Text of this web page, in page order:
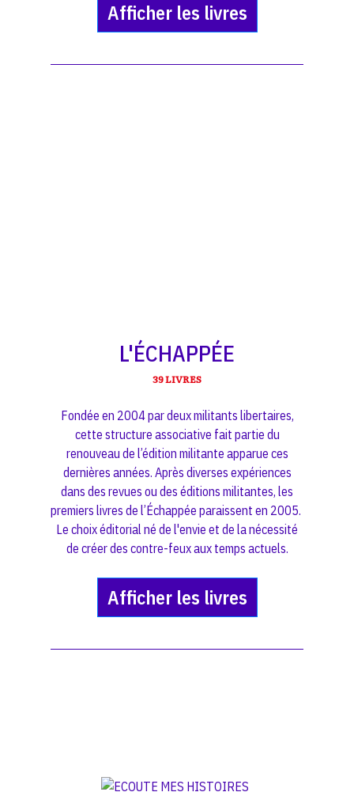
Afficher les livres
L'ÉCHAPPÉE
39 LIVRES
Fondée en 2004 par deux militants libertaires,
cette structure associative fait partie du
renouveau de l’édition militante apparue ces
dernières années. Après diverses expériences
dans des revues ou des éditions militantes, les
premiers livres de l’Échappée paraissent en 2005.
Le choix éditorial né de l'envie et de la nécessité
de créer des contre-feux aux temps actuels.
Afficher les livres